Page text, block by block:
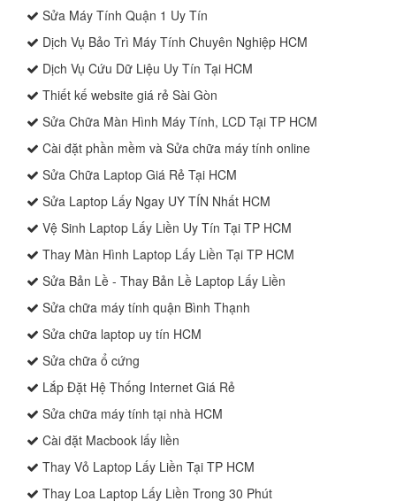
Sửa Máy Tính Quận 1 Uy Tín
Dịch Vụ Bảo Trì Máy Tính Chuyên Nghiệp HCM
Dịch Vụ Cứu Dữ Liệu Uy Tín Tại HCM
Thiết kế website giá rẻ Sài Gòn
Sửa Chữa Màn Hình Máy Tính, LCD Tại TP HCM
Cài đặt phần mềm và Sửa chữa máy tính online
Sửa Chữa Laptop Giá Rẻ Tại HCM
Sửa Laptop Lấy Ngay UY TÍN Nhất HCM
Vệ Sinh Laptop Lấy Liền Uy Tín Tại TP HCM
Thay Màn Hình Laptop Lấy Liền Tại TP HCM
Sửa Bản Lề - Thay Bản Lề Laptop Lấy Liền
Sửa chữa máy tính quận Bình Thạnh
Sửa chữa laptop uy tín HCM
Sửa chữa ổ cứng
Lắp Đặt Hệ Thống Internet Giá Rẻ
Sửa chữa máy tính tại nhà HCM
Cài đặt Macbook lấy liền
Thay Vỏ Laptop Lấy Liền Tại TP HCM
Thay Loa Laptop Lấy Liền Trong 30 Phút